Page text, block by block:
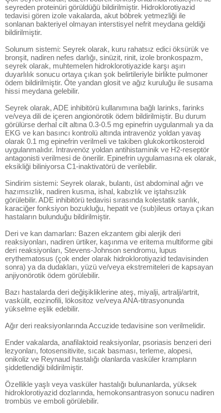
seyreden proteinüri görüldüğü bildirilmiştir. Hidroklorotiyazid
tedavisi gören izole vakalarda, akut böbrek yetmezliği ile
sonlanan bakteriyel olmayan interstisyel nefrit meydana geldiği
bildirilmiştir.
Solunum sistemi: Seyrek olarak, kuru rahatsız edici öksürük ve
bronşit, nadiren nefes darlığı, sinüzit, rinit, izole bronkospazm,
seyrek olarak, muhtemelen hidroklorotiyazide karşı aşırı
duyarlılık sonucu ortaya çıkan şok belirtileriyle birlikte pulmoner
ödem bildirilmiştir. Öte yandan glosit ve ağız kuruluğu ile susama
hissi meydana gelebilir.
Seyrek olarak, ADE inhibitörü kullanımına bağlı larinks, farinks
ve/veya dili de içeren angionörotik ödem bildirilmiştir. Bu durum
görülürse derhal cilt altına 0.3-0.5 mg epinefrin uygulanmalı ya da
EKG ve kan basıncı kontrolü altında intravenöz yoldan yavaş
olarak 0.1 mg epinefrin verilmeli ve takiben glukokortikosteroid
uygulanmalıdır. İntravenöz yoldan antihistaminik ve H2-reseptör
antagonisti verilmesi de önerilir. Epinefrin uygulamasına ek olarak,
eksikliği biliniyorsa C1-inaktivatörü de verilebilir.
Sindirim sistemi: Seyrek olarak, bulantı, üst abdominal ağrı ve
hazımsızlık, nadiren kusma, ishal, kabızlık ve iştahsızlık
görülebilir. ADE inhibitörü tedavisi sırasında kolestatik sarılık,
karaciğer fonksiyon bozukluğu, hepatit ve (sub)ileus ortaya çıkan
hastaların bulunduğu bildirilmiştir.
Deri ve kan damarları: Bazen ekzantem gibi alerjik deri
reaksiyonları, nadiren ürtiker, kaşınma ve eritema multiforme gibi
deri reaksiyonları, Stevens-Johnson sendromu, lupus
erythematosus (çok ender olarak hidroklorotiyazid tedavisinden
sonra) ya da dudakları, yüzü ve/veya ekstremiteleri de kapsayan
anjiyonörotik ödem görülebilir.
Bazı hastalarda deri değişikliklerine ateş, miyalji, artralji/artrit,
vaskülit, eozinofili, lökositoz ve/veya ANA-titrasyonunda
yükselme eşlik edebilir.
Ağır deri reaksiyonlarında Accuzide tedavisine son verilmelidir.
Ender vakalarda, anafilaktoid reaksiyonlar, psoriasis benzeri deri
lezyonları, fotosensitivite, sıcak basması, terleme, alopesi,
onikoliz ve Reynaud hastalığı olanlarda vasküler krampların
şiddetlendiği bildirilmiştir.
Özellikle yaşlı veya vasküler hastalığı bulunanlarda, yüksek
hidroklorotiyazid dozlarında, hemokonsantrasyon sonucu nadiren
trombüs ve emboli görülebilir.